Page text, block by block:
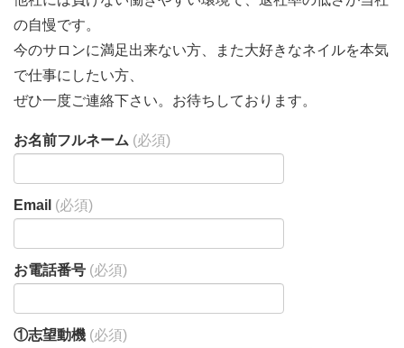
の自慢です。
今のサロンに満足出来ない方、また大好きなネイルを本気
で仕事にしたい方、
ぜひ一度ご連絡下さい。お待ちしております。
お名前フルネーム (必須)
Email (必須)
お電話番号 (必須)
①志望動機 (必須)